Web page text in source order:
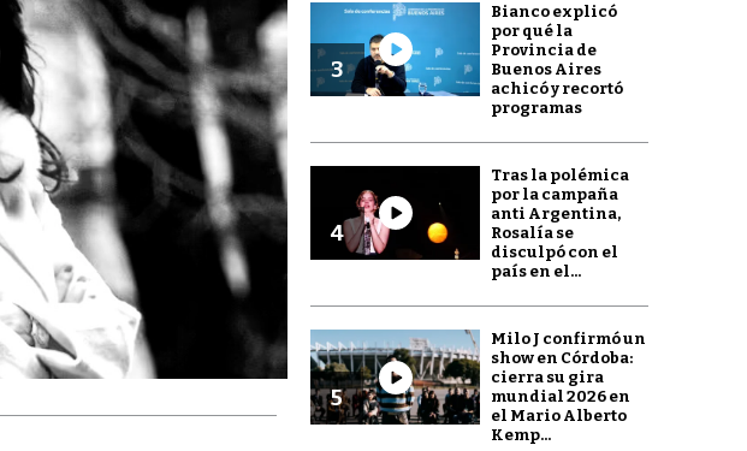
3
Bianco explicó
por qué la
Provincia de
Buenos Aires
achicó y recortó
programas
4
Tras la polémica
por la campaña
anti Argentina,
Rosalía se
disculpó con el
país en el...
5
Milo J confirmó un
show en Córdoba:
cierra su gira
mundial 2026 en
el Mario Alberto
Kemp...